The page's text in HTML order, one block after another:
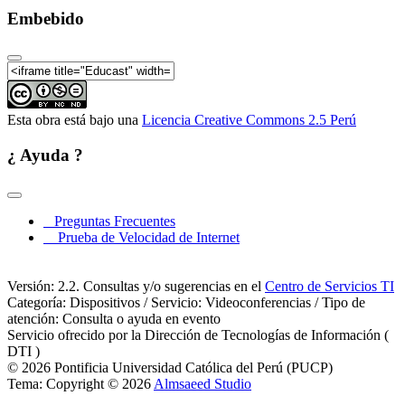
Embebido
Esta obra está bajo una Licencia Creative Commons 2.5 Perú
¿ Ayuda ?
Preguntas Frecuentes
Prueba de Velocidad de Internet
Versión: 2.2. Consultas y/o sugerencias en el Centro de Servicios TI
Categoría: Dispositivos / Servicio: Videoconferencias / Tipo de
atención: Consulta o ayuda en evento
Servicio ofrecido por la Dirección de Tecnologías de Información (
DTI )
© 2026 Pontificia Universidad Católica del Perú (PUCP)
Tema: Copyright © 2026 Almsaeed Studio